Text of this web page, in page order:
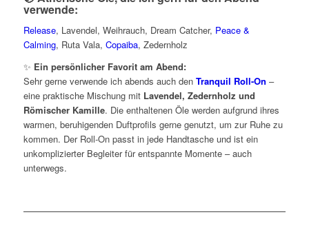
verwende:
Release, Lavendel, Weihrauch, Dream Catcher, Peace &
Calming, Ruta Vala, Copaiba, Zedernholz
✨ Ein persönlicher Favorit am Abend:
Sehr gerne verwende ich abends auch den Tranquil Roll-On –
eine praktische Mischung mit Lavendel, Zedernholz und
Römischer Kamille. Die enthaltenen Öle werden aufgrund ihres
warmen, beruhigenden Duftprofils gerne genutzt, um zur Ruhe zu
kommen. Der Roll-On passt in jede Handtasche und ist ein
unkomplizierter Begleiter für entspannte Momente – auch
unterwegs.